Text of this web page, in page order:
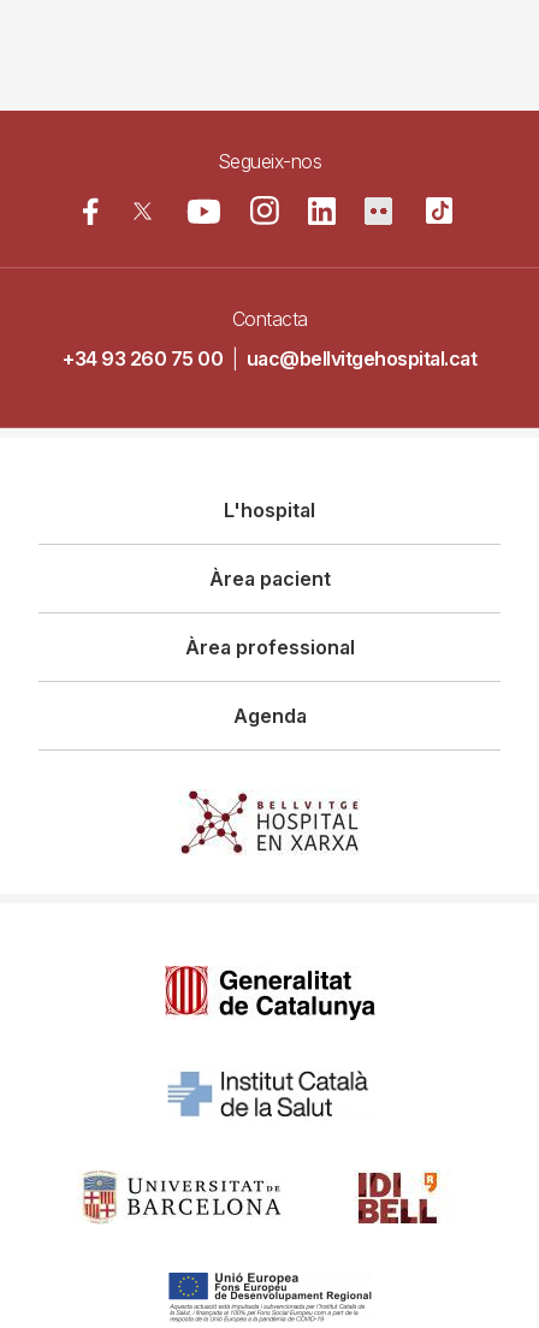
Segueix-nos
Contacta
+34 93 260 75 00
uac@bellvitgehospital.cat
principal
L'hospital
Àrea pacient
Àrea professional
Agenda